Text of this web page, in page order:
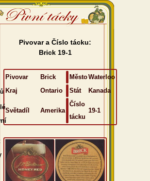
Pivovar a Číslo tácku:
Brick 19-1
Pivovar Brick MěstoWaterloo
Kraj
Ontario Stát Kanada
Světadíl Amerika
Číslo
tácku
19-1